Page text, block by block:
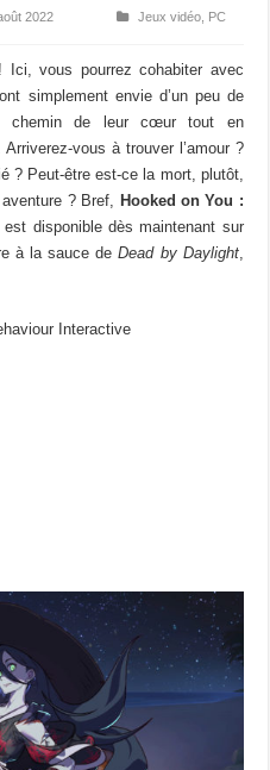
2022 Jeux vidéo, PC
Ici, vous pourrez cohabiter avec
simplement envie d’un peu de
chemin de leur cœur tout en
vous à trouver l’amour ?
? Peut-être est-ce la mort, plutôt,
? Bref, Hooked on You :
est disponible dès maintenant sur
à la sauce deDead by Daylight,
Interactive